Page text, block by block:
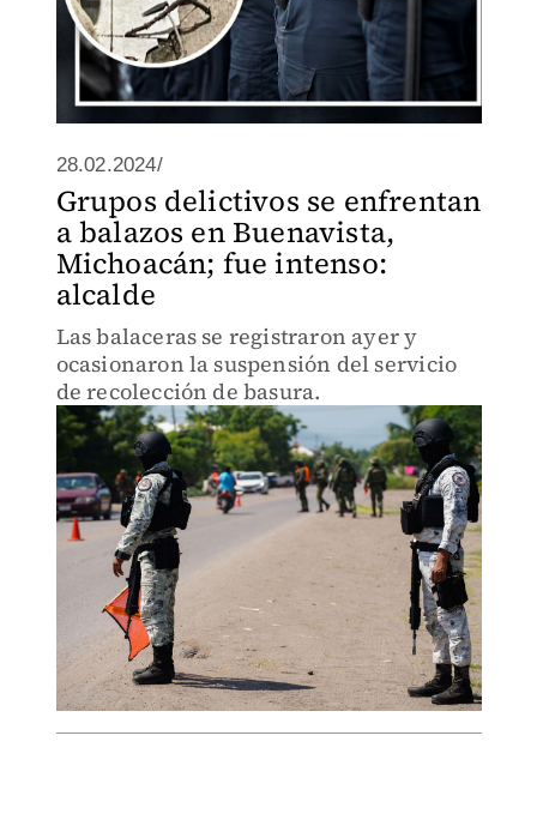
28.02.2024/
Grupos delictivos se enfrentan
a balazos en Buenavista,
Michoacán; fue intenso:
alcalde
Las balaceras se registraron ayer y
ocasionaron la suspensión del servicio
de recolección de basura.